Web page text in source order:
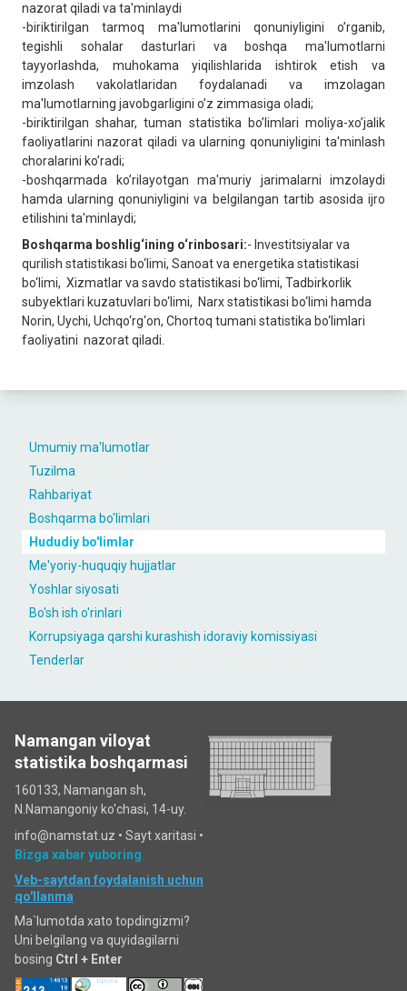
Umumiy ma'lumotlar
Tuzilma
Rahbariyat
Boshqarma bo'limlari
Hududiy bo'limlar
Me'yoriy-huquqiy hujjatlar
Yoshlar siyosati
Bo'sh ish o'rinlari
Korrupsiyaga qarshi kurashish idoraviy komissiyasi
Tenderlar
nazorat qiladi va ta'minlaydi
-biriktirilgan tarmoq ma'lumotlarini qonuniyligini o’rganib,
tеgishli sohalar dasturlari va boshqa ma'lumotlarni
tayyorlashda, muhokama yiqilishlarida ishtirok etish va
imzolash vakolatlaridan foydalanadi va imzolagan
ma'lumotlarning javobgarligini o’z zimmasiga oladi;
-biriktirilgan shahar, tuman statistika bo’limlari moliya-xo’jalik
faoliyatlarini nazorat qiladi va ularning qonuniyligini ta'minlash
choralarini ko’radi;
-boshqarmada ko’rilayotgan ma'muriy jarimalarni imzolaydi
hamda ularning qonuniyligini va bеlgilangan tartib asosida ijro
etilishini ta'minlaydi;
Boshqarma boshlig‘ining o‘rinbosari:- Invеstitsiyalar va
qurilish statistikasi bo‘limi, Sanoat va energetika statistikasi
bo‘limi, Xizmatlar va savdo statistikasi bo‘limi, Tadbirkorlik
subyektlari kuzatuvlari bo‘limi, Narx statistikasi bo‘limi hamda
Norin, Uychi, Uchqo‘rg‘on, Chortoq tumani statistika bo‘limlari
faoliyatini nazorat qiladi.
Namangan viloyat
statistika boshqarmasi
160133, Namangan sh,
N.Namangoniy ko'chasi, 14-uy.
info@namstat.uz • Sayt xaritasi •
Bizga xabar yuboring
Veb-saytdan foydalanish uchun
qo'llanma
Ma`lumotda xato topdingizmi?
Uni belgilang va quyidagilarni
bosing Ctrl + Enter